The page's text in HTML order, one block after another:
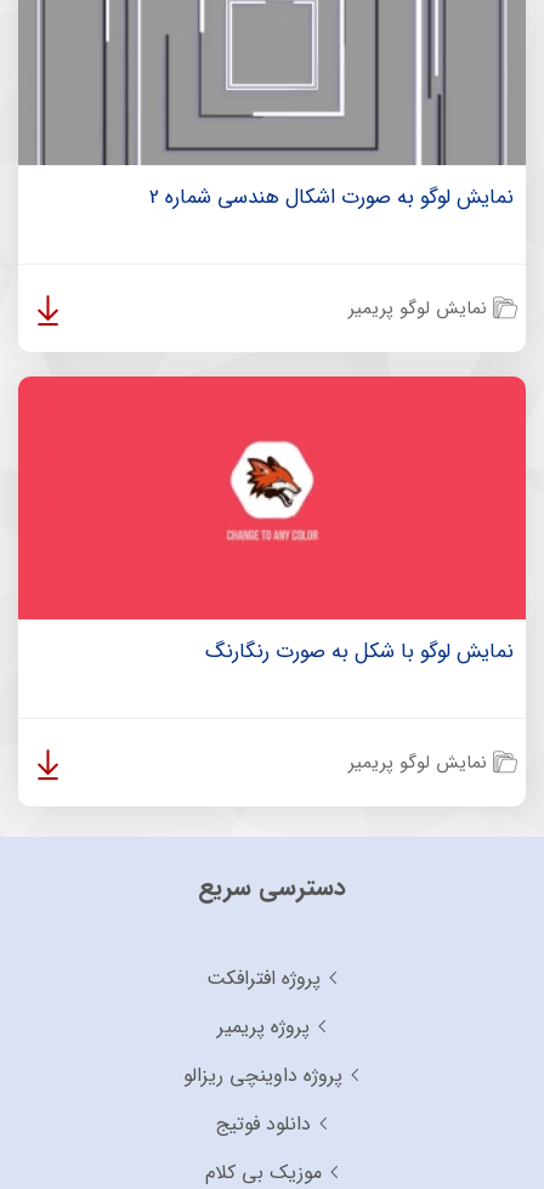
نمایش لوگو به صورت اشکال هندسی شماره 2
نمایش لوگو پریمیر
نمایش لوگو با شکل به صورت رنگارنگ
نمایش لوگو پریمیر
دسترسی سریع
پروژه افترافکت
پروژه پریمیر
پروژه داوینچی ریزالو
دانلود فوتیج
موزیک بی کلام